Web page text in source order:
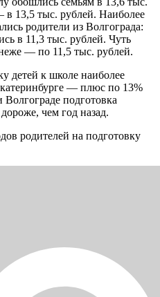
в 13,5 тыс. рублей. Наиболее
родители из Волгограда:
в 11,3 тыс. рублей. Чуть
— по 11,5 тыс. рублей.
детей к школе наиболее
— плюс по 13%
подготовка
чем год назад.
родителей на подготовку